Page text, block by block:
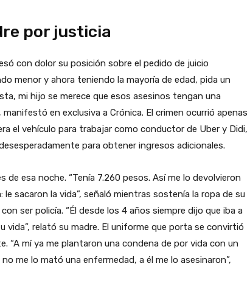
por justicia
con dolor su posición sobre el pedido de juicio
menor y ahora teniendo la mayoría de edad, pida un
mi hijo se merece que esos asesinos tengan una
en exclusiva a Crónica. El crimen ocurrió apenas
el vehículo para trabajar como conductor de Uber y Didi,
para obtener ingresos adicionales.
de esa noche. “Tenía 7.260 pesos. Así me lo devolvieron
sacaron la vida”, señaló mientras sostenía la ropa de su
ser policía. “Él desde los 4 años siempre dijo que iba a
vida”, relató su madre. El uniforme que porta se convirtió
“A mí ya me plantaron una condena de por vida con un
me lo mató una enfermedad, a él me lo asesinaron”,